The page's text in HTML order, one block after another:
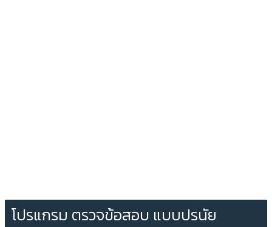
โปรแกรม ตรวจข้อสอบ แบบปรนัย